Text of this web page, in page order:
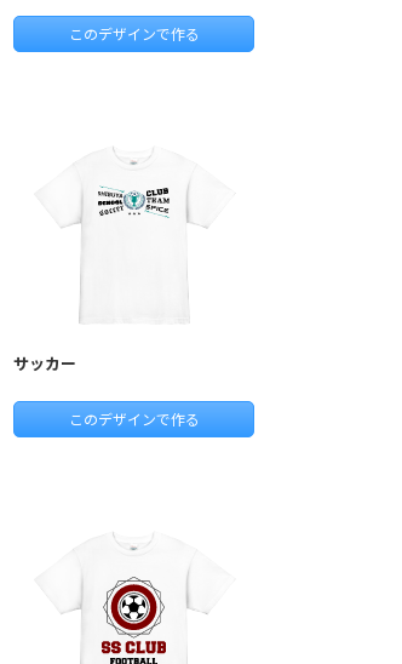
このデザインで作る
サッカー
このデザインで作る